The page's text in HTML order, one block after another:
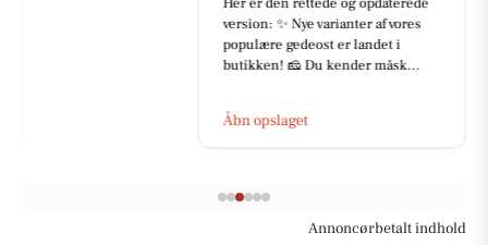
version: ✨ Nye varianter af vores
populære gedeost er landet i
butikken! 🧀 Du kender måsk...
Annoncørbetalt indhold